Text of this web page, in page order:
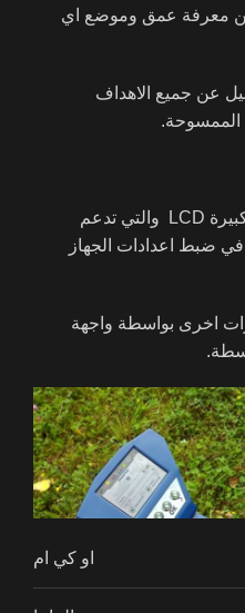
معرفة عمق وموضع اي
عن جميع الاهداف
زود جهاز روفر سي 4 بشاشة كبيرة LCD والتي تدعم
ضبط اعدادات الجهاز
اخرى بواسطة واجهة
او كي ام